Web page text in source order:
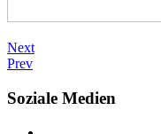
Next
Prev
Soziale Medien